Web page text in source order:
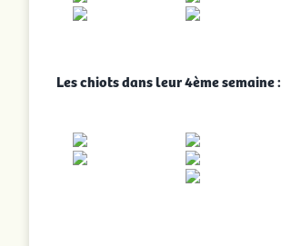
Les chiots dans leur 4ème semaine :